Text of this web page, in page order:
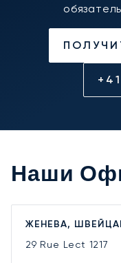
Наши
ЖЕНЕВА,
29 Rue Lect 1217